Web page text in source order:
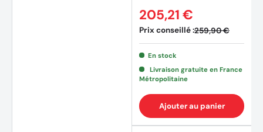
Prix conseillé :259,90 €
205,21 €
En stock
Livraison gratuite en France
Métropolitaine
Ajouter au panier